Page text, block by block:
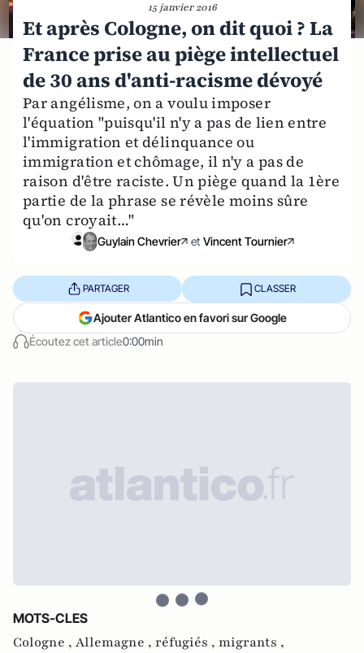
15 janvier 2016
Et après Cologne, on dit quoi ? La
France prise au piège intellectuel
de 30 ans d'anti-racisme dévoyé
Par angélisme, on a voulu imposer
l'équation "puisqu'il n'y a pas de lien entre
l'immigration et délinquance ou
immigration et chômage, il n'y a pas de
raison d'être raciste. Un piège quand la 1ère
partie de la phrase se révèle moins sûre
qu'on croyait…"
Guylain Chevrier et Vincent Tournier
Écoutez cet article0:00min
PARTAGER CLASSER
Ajouter Atlantico en favori sur Google
MOTS-CLES
Cologne , Allemagne , réfugiés , migrants ,